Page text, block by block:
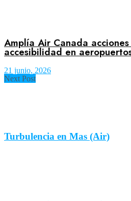
Amplía Air Canada
accesibilidad en
21 junio, 2026
Next Post
Turbulencia en Mas (Air)